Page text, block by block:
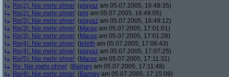
Re(2): Nie mehr ohne! (playaz am 05.07.2005, 16:48:35)
Re(2): Nie mehr ohne! (phj am 05.07.2005, 16:49:05)
Re(3): Nie mehr ohne! (playaz am 05.07.2005, 16:49:12)
Re(3): Nie mehr ohne! (Marax am 05.07.2005, 17:01:01)
Re(3): Nie mehr ohne! (Marax am 05.07.2005, 17:01:28)
Re(4): Nie mehr ohne! (teleth am 05.07.2005, 17:06:43)
Re(4): Nie mehr ohne! (playaz am 05.07.2005, 17:07:25)
Re(5): Nie mehr ohne! (Marax am 05.07.2005, 17:11:31)
Re: Nie mehr ohne! (Barney am 05.07.2005, 17:11:49)
Re(4): Nie mehr ohne! (Barney am 05.07.2005, 17:15:09)